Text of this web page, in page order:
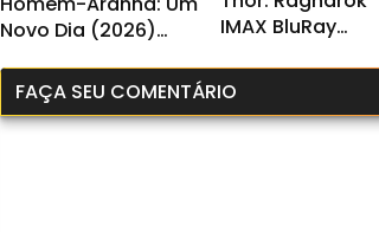
Novo Dia (2026)
Dual Áudio
IMAX BluRay
Áudio
FAÇA SEU COMENTÁRIO